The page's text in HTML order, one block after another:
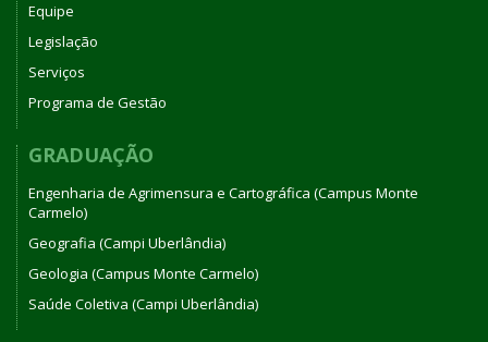
Equipe
Legislação
Serviços
Programa de Gestão
GRADUAÇÃO
Engenharia de Agrimensura e Cartográfica (Campus Monte
Carmelo)
Geografia (Campi Uberlândia)
Geologia (Campus Monte Carmelo)
Saúde Coletiva (Campi Uberlândia)